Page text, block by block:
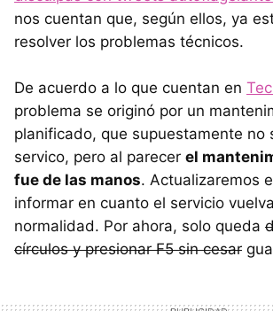
nos cuentan que, según ellos, ya
resolver los problemas técnicos.
De acuerdo a lo que cuentan en
problema se originó por un
planificado, que supuestamente no
servico, pero al parecer el
fue de las manos. Actualizaremos
informar en cuanto el servicio
normalidad. Por ahora, solo queda
círculos y presionar F5 sin cesar